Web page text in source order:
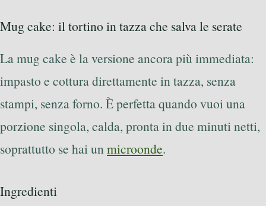
Mug cake: il tortino in tazza che salva le serate
La mug cake è la versione ancora più immediata:
impasto e cottura direttamente in tazza, senza
stampi, senza forno. È perfetta quando vuoi una
porzione singola, calda, pronta in due minuti netti,
soprattutto se hai unmicroonde.
Ingredienti